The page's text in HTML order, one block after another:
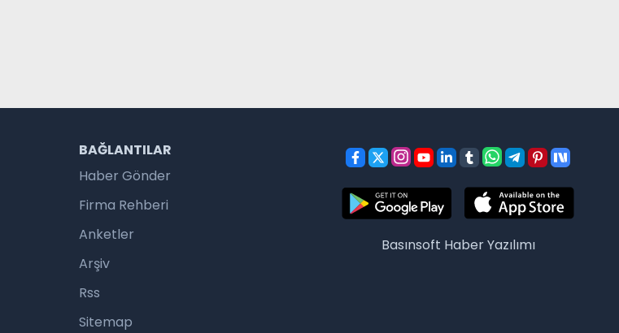
BAĞLANTILAR
Haber Gönder
Firma Rehberi
Anketler
Arşiv
Rss
Sitemap
Basınsoft Haber Yazılımı